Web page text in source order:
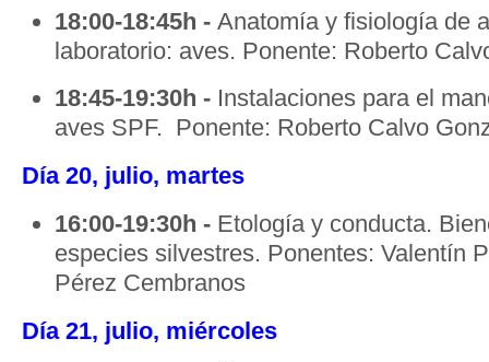
18:00-18:45h - Anatomía y fisiología de
laboratorio: aves. Ponente: Roberto
18:45-19:30h - Instalaciones para el
aves SPF. Ponente: Roberto Calvo
Día 20, julio, martes
16:00-19:30h - Etología y conducta.
especies silvestres. Ponentes: Valentín
Pérez Cembranos
Día 21, julio, miércoles